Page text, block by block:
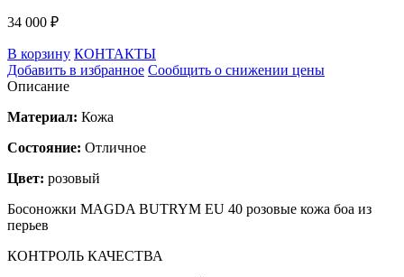
34 000 ₽
В корзину КОНТАКТЫ
Добавить в избранное Сообщить о снижении цены
Описание
Материал: Кожа
Состояние: Отличное
Цвет: розовый
Босоножки MAGDA BUTRYM EU 40 розовые кожа боа из
перьев
КОНТРОЛЬ КАЧЕСТВА